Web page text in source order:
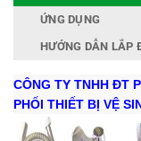
ỨNG DỤNG
HƯỚNG DẪN LẮP
CÔNG TY TNHH ĐT
PHỐI THIẾT BỊ VỆ